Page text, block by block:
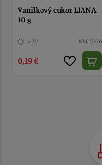
Vanilkový cukor LIANA
10 g
> 10 Kód: 5436
0,19 €